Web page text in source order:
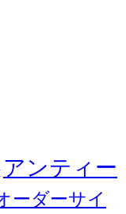
アンティー
ーダーサイ